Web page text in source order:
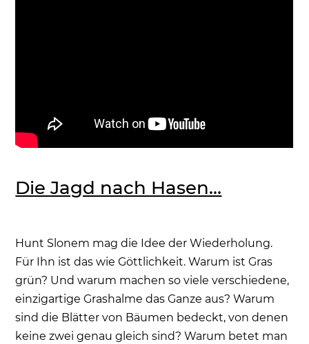
Die Jagd nach Hasen…
Hunt Slonem mag die Idee der Wiederholung.
Für Ihn ist das wie Göttlichkeit. Warum ist Gras
grün? Und warum machen so viele verschiedene,
einzigartige Grashalme das Ganze aus? Warum
sind die Blätter von Bäumen bedeckt, von denen
keine zwei genau gleich sind? Warum betet man